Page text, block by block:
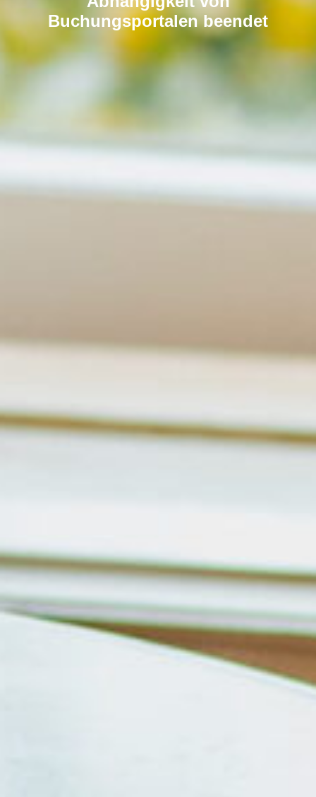
Buchungsportalen beendet